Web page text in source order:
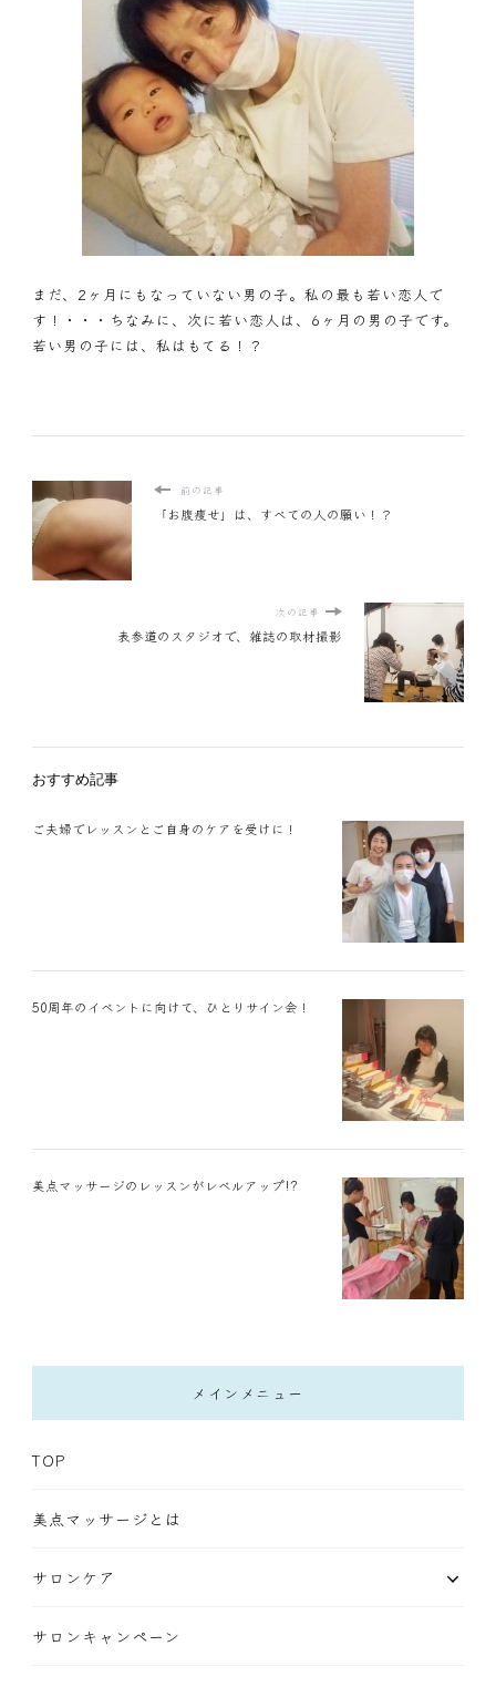
まだ、2ヶ月にもなっていない男の子。私の最も若い恋人で
す！・・・ちなみに、次に若い恋人は、6ヶ月の男の子です。
若い男の子には、私はもてる！？
前の記事
「お腹痩せ」は、すべての人の願い！？
次の記事
表参道のスタジオで、雑誌の取材撮影
おすすめ記事
ご夫婦でレッスンとご自身のケアを受けに！
50周年のイベントに向けて、ひとりサイン会！
美点マッサージのレッスンがレベルアップ!?
メインメニュー
TOP
美点マッサージとは
サロンケア
サロンキャンペーン